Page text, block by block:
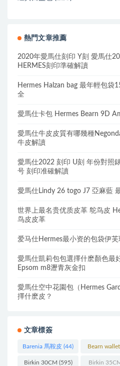
熱門文章推薦
2020年愛馬仕刻印 Y刻 愛馬仕
HERMES刻印準確解讀
Hermes Halzan bag 最年輕包袋
全
愛馬仕卡包 Hermes Bearn 9D
愛馬仕牛皮皮質有哪幾種
牛皮解讀
愛馬仕2022 刻印 U刻 年份對照
号 刻印准確解讀
愛馬仕Lindy 26 togo J7 亞麻藍
世界上最名贵优质皮革 鸵鸟皮
鸟皮皮革
爱马仕Hermes最小资的包袋伊
愛馬仕凱莉包包選擇什麽顏色最
Epsom m8瀝青灰金扣
愛馬仕空中花園包（Hermes
擇什麽皮？
文章標簽
Barenia 馬鞍皮 (44) Bearn wallet
Birkin 30CM (595) Birkin